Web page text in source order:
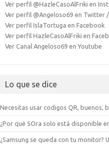
Ver perfil @HazleCasoAlFriki en
Ver perfil @Angeloso69 en Twitter
Ver perfil IslaTortuga en Facebook
Ver perfil HazleCasoAlFriki en
Ver Canal Angeloso69 en Youtube
Lo que se dice
Necesitas usar codigos QR, buenos,
¿Por qué SOra solo está disponible
¿Samsung se queda con tu monitor?